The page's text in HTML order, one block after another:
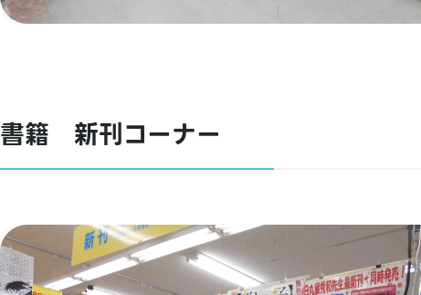
書籍 新刊コーナー